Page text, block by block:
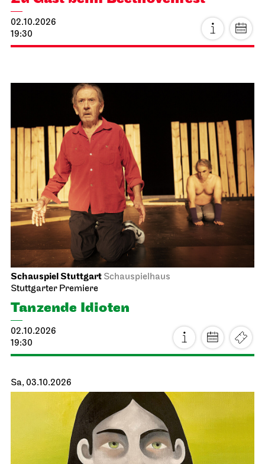
02.10.2026
19:30
Schauspiel Stuttgart Schauspielhaus
Stuttgarter Premiere
Tanzende Idioten
02.10.2026
19:30
Sa, 03.10.2026